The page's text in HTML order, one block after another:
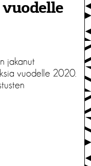
jakanut
vuodelle 2020.